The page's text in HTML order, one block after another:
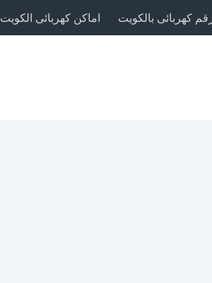
كهربائى بالكويت اماكن كهربائى الكويت